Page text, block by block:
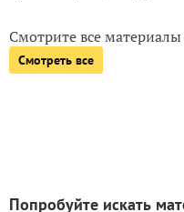
Смотрите все материалы
Смотреть все
Попробуйте искать